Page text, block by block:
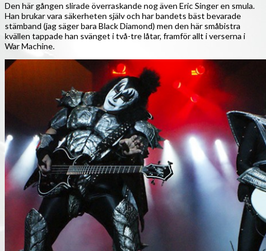
Den här gången slirade överraskande nog även Eric Singer en smula.
Han brukar vara säkerheten själv och har bandets bäst bevarade
stämband (jag säger bara Black Diamond) men den här småbistra
kvällen tappade han svänget i två-tre låtar, framför allt i verserna i
War Machine.